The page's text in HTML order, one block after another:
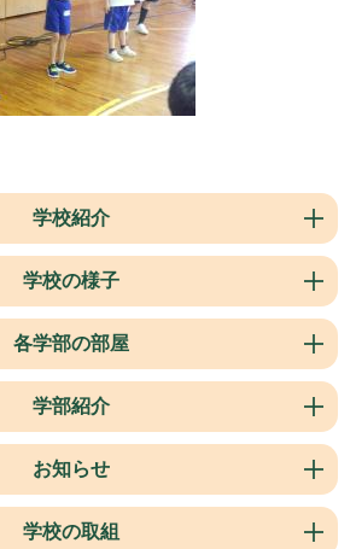
学校紹介
学校の様子
各学部の部屋
学部紹介
お知らせ
学校の取組